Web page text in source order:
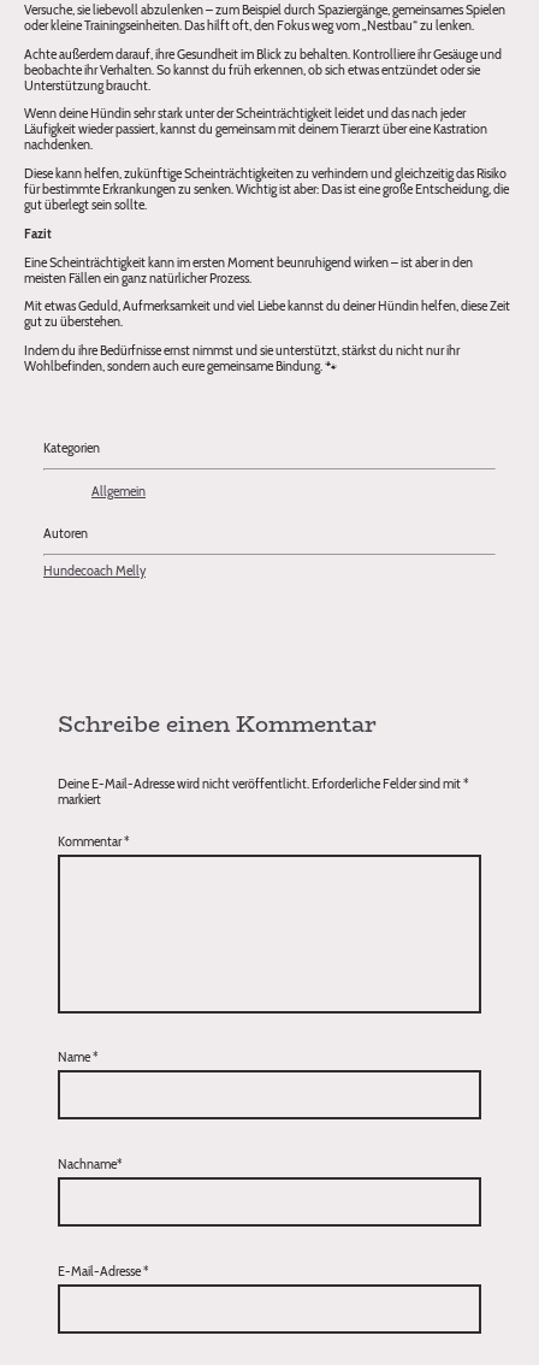
Versuche, sie liebevoll abzulenken – zum Beispiel durch Spaziergänge, gemeinsames Spielen
oder kleine Trainingseinheiten. Das hilft oft, den Fokus weg vom „Nestbau“ zu lenken.
Achte außerdem darauf, ihre Gesundheit im Blick zu behalten. Kontrolliere ihr Gesäuge und
beobachte ihr Verhalten. So kannst du früh erkennen, ob sich etwas entzündet oder sie
Unterstützung braucht.
Wenn deine Hündin sehr stark unter der Scheinträchtigkeit leidet und das nach jeder
Läufigkeit wieder passiert, kannst du gemeinsam mit deinem Tierarzt über eine Kastration
nachdenken.
Diese kann helfen, zukünftige Scheinträchtigkeiten zu verhindern und gleichzeitig das Risiko
für bestimmte Erkrankungen zu senken. Wichtig ist aber: Das ist eine große Entscheidung, die
gut überlegt sein sollte.
Fazit
Eine Scheinträchtigkeit kann im ersten Moment beunruhigend wirken – ist aber in den
meisten Fällen ein ganz natürlicher Prozess.
Mit etwas Geduld, Aufmerksamkeit und viel Liebe kannst du deiner Hündin helfen, diese Zeit
gut zu überstehen.
Indem du ihre Bedürfnisse ernst nimmst und sie unterstützt, stärkst du nicht nur ihr
Wohlbefinden, sondern auch eure gemeinsame Bindung. 🐾
Kategorien
Allgemein
Autoren
Hundecoach Melly
Schreibe einen Kommentar
Deine E-Mail-Adresse wird nicht veröffentlicht. Erforderliche Felder sind mit*
markiert
Kommentar*
Name*
Nachname*
E-Mail-Adresse*